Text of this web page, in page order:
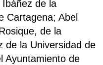
de la
Cartagena; Abel
de la
de la Universidad de
Ayuntamiento de